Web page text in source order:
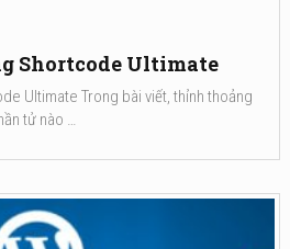
Shortcode Ultimate
Ultimate Trong bài viết, thỉnh thoảng
tử nào …